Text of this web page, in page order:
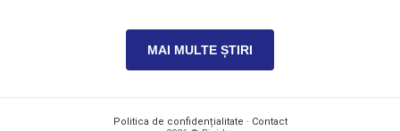
MAI MULTE ȘTIRI
Politica de confidențialitate · Contact